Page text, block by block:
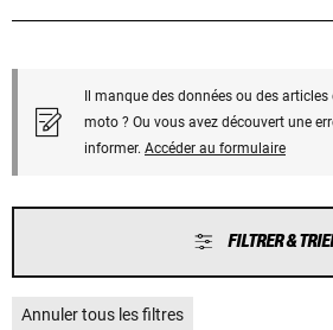
Il manque des données ou des
moto ? Ou vous avez découvert une
informer. Accéder au formulaire
FILTRER &
Annuler tous les filtres